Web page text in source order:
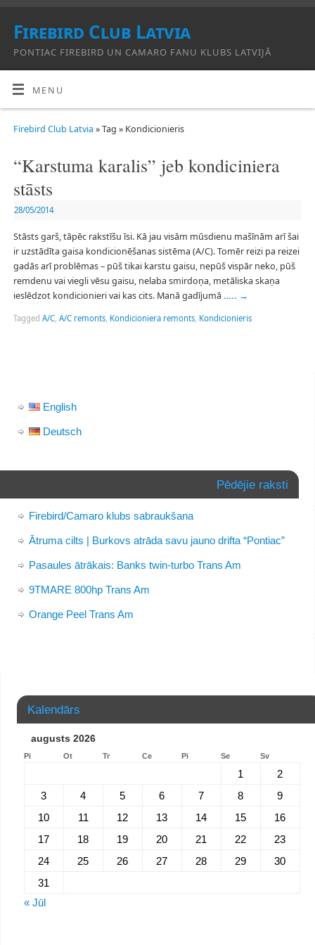
Firebird Club Latvia
PONTIAC FIREBIRD UN CAMARO FANU KLUBS LATVIJĀ
MENU
Firebird Club Latvia » Tag » Kondicionieris
“Karstuma karalis” jeb kondiciniera
stāsts
28/05/2014
Stāsts garš, tāpēc rakstīšu īsi. Kā jau visām mūsdienu mašīnām arī šai
ir uzstādīta gaisa kondicionēšanas sistēma (A/C). Tomēr reizi pa reizei
gadās arī problēmas – pūš tikai karstu gaisu, nepūš vispār neko, pūš
remdenu vai viegli vēsu gaisu, nelaba smirdoņa, metāliska skaņa
ieslēdzot kondicionieri vai kas cits. Manā gadījumā ….. →
Tagged A/C, A/C remonts, Kondicioniera remonts, Kondicionieris
English
Deutsch
Pēdējie raksti
Firebird/Camaro klubs sabraukšana
Ātruma cilts | Burkovs atrāda savu jauno drifta “Pontiac”
Pasaules ātrākais: Banks twin-turbo Trans Am
9TMARE 800hp Trans Am
Orange Peel Trans Am
Kalendārs
augusts 2026
Pi Ot Tr Ce Pi Se Sv
1
2
3
4 5 6 7 8
9
10
11 12 13 14 15
16
17
18 19 20 21 22
23
24
25 26 27 28 29
30
31
« Jūl